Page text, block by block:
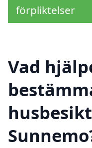
förpliktelser
Vad